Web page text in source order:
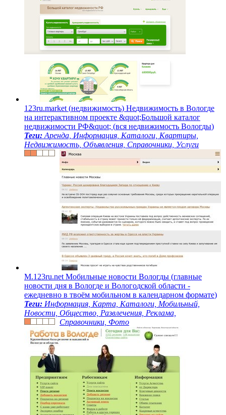
1 23ru.market (недвижимость) Недвижимость в Вологде
на интерактивном проекте &quot;Большой каталог
недвижимости РФ&quot; (вся недвижимость Вологды)
Теги: Аренда, Информация, Каталоги, Квартиры,
Недвижимость, Объявления, Справочники, Услуги
M.1 23ru.net Мобильные новости Вологды (главные
новости дня в Вологде и Вологодской области -
ежедневно в твоём мобильном в календарном формате)
Теги: Информация, Карта, Каталоги, Мобильный,
Новости, Общество, Развлечения, Реклама,
Справочники, Фото